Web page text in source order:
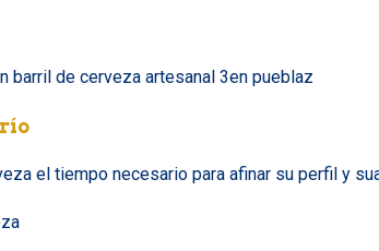
el tiempo necesario para afinar su perfil y